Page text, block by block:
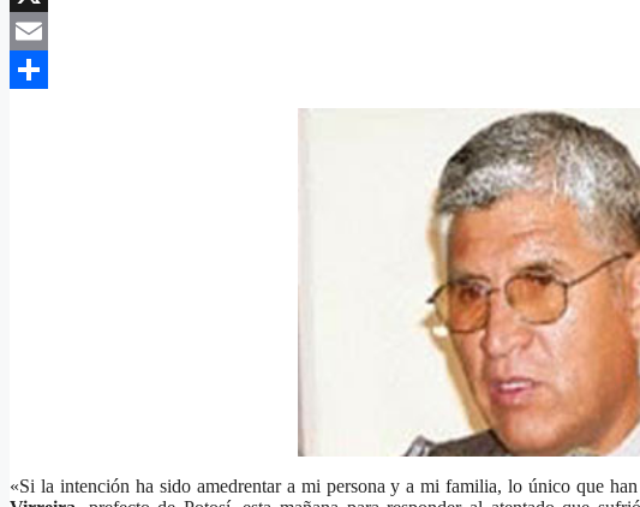
X
Email
«Si la intención ha sido amedrentar a mi persona y a mi familia, lo único que